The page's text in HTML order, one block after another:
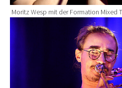
Moritz Wesp mit der Formation Mixed
Show larger version for: